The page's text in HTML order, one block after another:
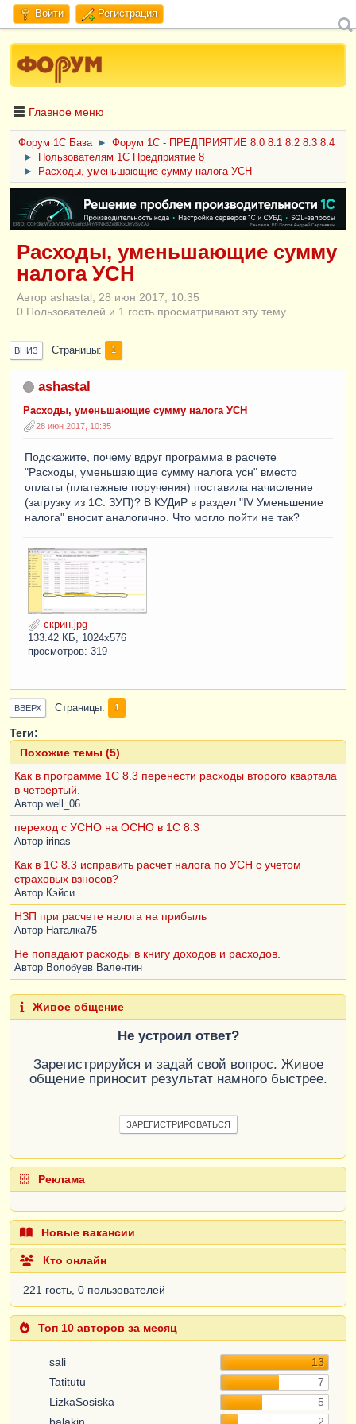
Войти Регистрация
Главное меню
Форум 1C База ►
Форум 1С - ПРЕДПРИЯТИЕ 8.0 8.1 8.2 8.3 8.4
►
Пользователям 1С Предприятие 8
►
Расходы, уменьшающие сумму налога УСН
ERID: CQH36pWzJqVJD4xVLsnhcU4hVPNjkBZe8KKxjJiYySyZAz
Расходы, уменьшающие сумму
налога УСН
Автор ashastal, 28 июн 2017, 10:35
0 Пользователей и 1 гость просматривают эту тему.
ВНИЗ Страницы 1
ashastal
Расходы, уменьшающие сумму налога УСН
28 июн 2017, 10:35
Подскажите, почему вдруг программа в расчете
"Расходы, уменьшающие сумму налога усн" вместо
оплаты (платежные поручения) поставила начисление
(загрузку из 1С: ЗУП)? В КУДиР в раздел "IV Уменьшение
налога" вносит аналогично. Что могло пойти не так?
скрин.jpg
133.42 КБ, 1024x576
просмотров: 319
ВВЕРХ Страницы 1
Теги:
Похожие темы (5)
Как в программе 1С 8.3 перенести расходы второго квартала
в четвертый.
Автор well_06
переход с УСНО на ОСНО в 1С 8.3
Автор irinas
Как в 1С 8.3 исправить расчет налога по УСН с учетом
страховых взносов?
Автор Кэйси
НЗП при расчете налога на прибыль
Автор Наталка75
Не попадают расходы в книгу доходов и расходов.
Автор Волобуев Валентин
Живое общение
Не устроил ответ?
Зарегистрируйся и задай свой вопрос. Живое
общение приносит результат намного быстрее.
ЗАРЕГИСТРИРОВАТЬСЯ
Реклама
Новые вакансии
Кто онлайн
221 гость, 0 пользователей
Топ 10 авторов за месяц
sali
13
Tatitutu
7
LizkaSosiska
5